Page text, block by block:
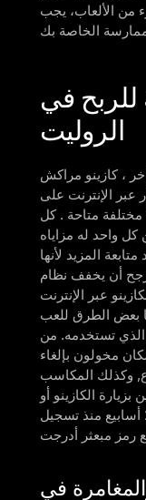
من الألعاب، يجب
للربح في
الروليت
، كازينو مراكش
عبر الإنترنت على
متاحة . كل
كل واحد له مزاياه
المزيد لأنها
أن يخفف نظام
عبر الإنترنت
وهناك أيضا بعض الطرق للعب
الذي تستخدمه. من
مخولون بإلغاء
وكذلك المكاسب
الكازينو أو
تجاهل إجراء إيداع في الداخل 2 أسابيع منذ تسجيل
في